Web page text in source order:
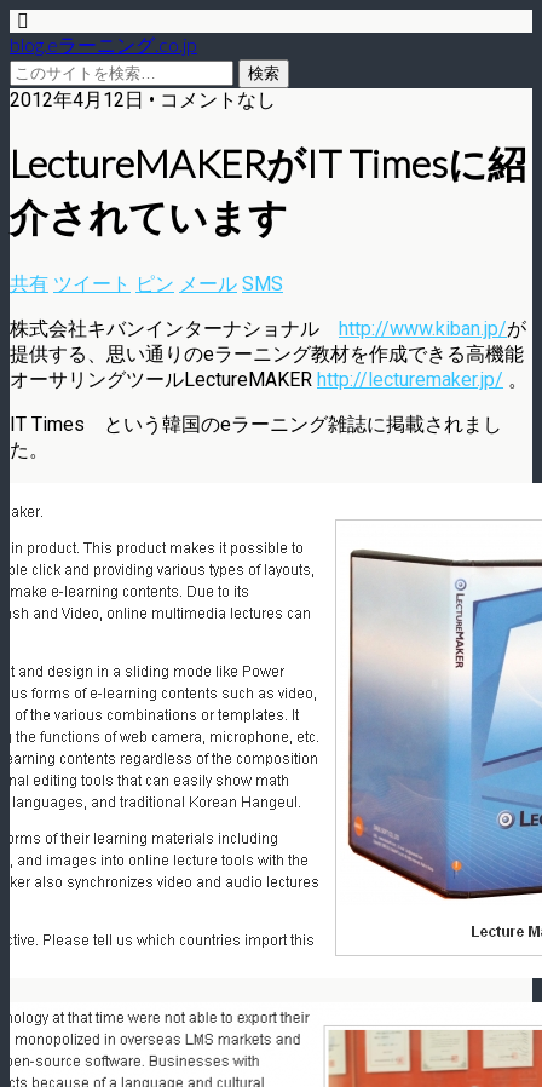
blog.eラーニング.co.jp
2012年4月12日 • コメントなし
LectureMAKERがIT Timesに紹
介されています
共有 ツイート ピン メール SMS
株式会社キバンインターナショナル http://www.kiban.jp/が
提供する、思い通りのeラーニング教材を作成できる高機能
オーサリングツールLectureMAKER http://lecturemaker.jp/ 。
IT Times という韓国のeラーニング雑誌に掲載されまし
た。